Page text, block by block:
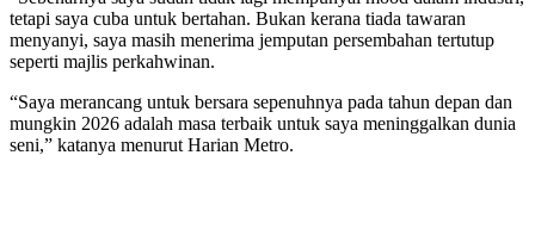
tetapi saya cuba untuk bertahan. Bukan kerana tiada tawaran
menyanyi, saya masih menerima jemputan persembahan tertutup
seperti majlis perkahwinan.
“Saya merancang untuk bersara sepenuhnya pada tahun depan dan
mungkin 2026 adalah masa terbaik untuk saya meninggalkan dunia
seni,” katanya menurut Harian Metro.